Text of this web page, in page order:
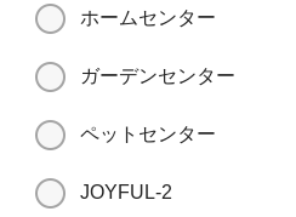
ホームセンター
ガーデンセンター
ペットセンター
JOYFUL-2